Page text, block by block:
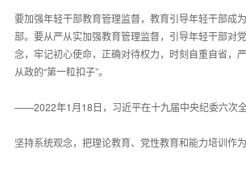
要加强年轻干部教育管理监督，教育引导年轻干部成
部。要从严从实加强教育管理监督，引导年轻干部对
念，牢记初心使命，正确对待权力，时刻自重自省，
从政的“第一粒扣子”。
——2022年1月18日，习近平在十九届中央纪委六次
坚持系统观念，把理论教育、党性教育和能力培训作